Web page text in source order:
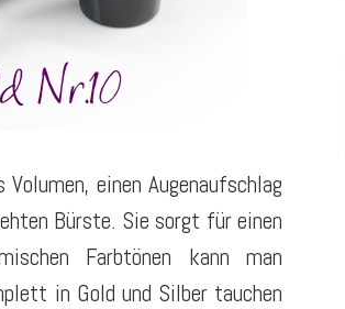
einen Augenaufschlag
Bürste. Sie sorgt für einen
Farbtönen kann man
in Gold und Silber tauchen